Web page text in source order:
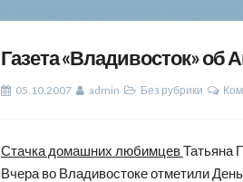
Газета «Владивосток» об
05.10.2007 admin Без рубрики
Стачка домашних любимцевТатьяна
Вчера во Владивостоке отметили